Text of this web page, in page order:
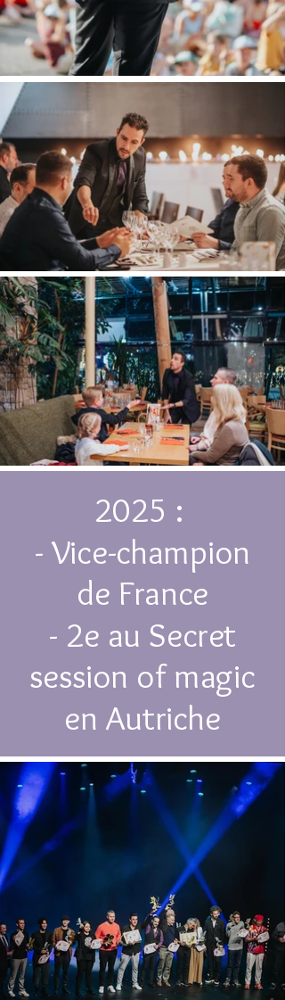
2025 :
- Vice-champion
de France
- 2e au Secret
session of magic
en Autriche